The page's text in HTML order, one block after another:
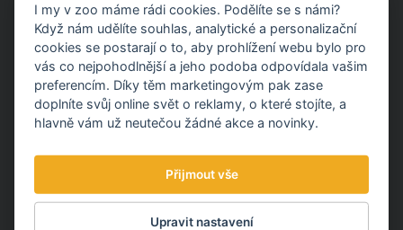
I my v zoo máme rádi cookies. Podělíte se s námi?
Když nám udělíte souhlas, analytické a personalizační
cookies se postarají o to, aby prohlížení webu bylo pro
vás co nejpohodlnější a jeho podoba odpovídala vašim
preferencím. Díky těm marketingovým pak zase
doplníte svůj online svět o reklamy, o které stojíte, a
hlavně vám už neutečou žádné akce a novinky.
Přijmout vše
Upravit nastavení